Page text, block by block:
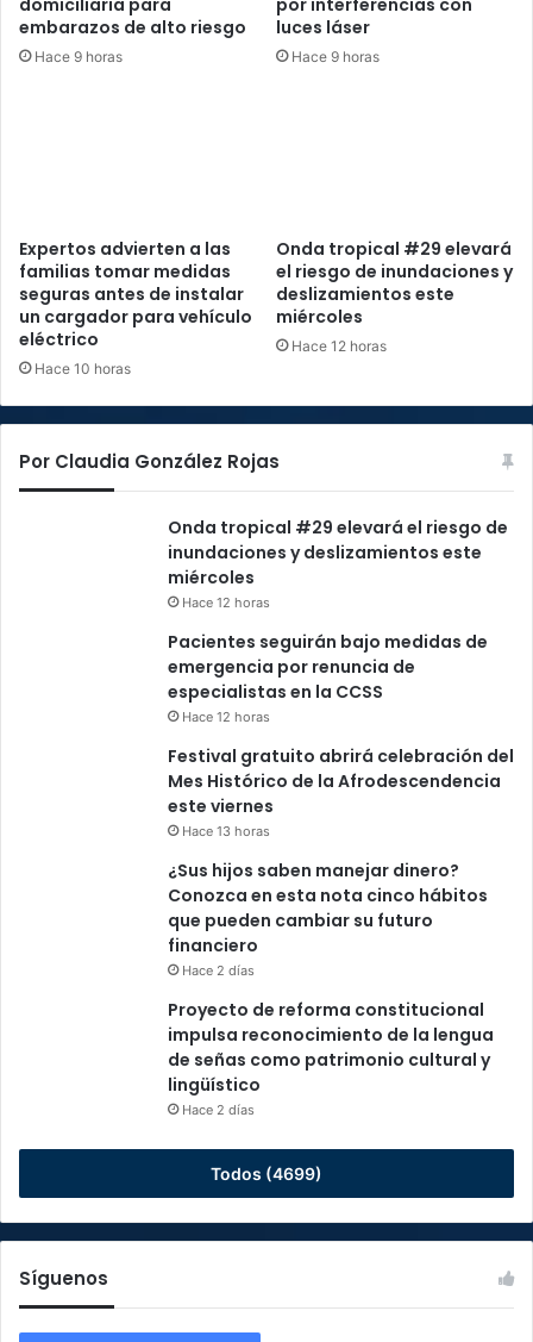
embarazos de alto riesgo
Hace 9 horas
luces láser
Hace 9 horas
Expertos advierten a las
familias tomar medidas
seguras antes de instalar
un cargador para vehículo
eléctrico
Hace 10 horas
Onda tropical #29 elevará
el riesgo de inundaciones y
deslizamientos este
miércoles
Hace 12 horas
Por Claudia González Rojas
Onda tropical #29 elevará el riesgo de
inundaciones y deslizamientos este
miércoles
Hace 12 horas
Pacientes seguirán bajo medidas de
emergencia por renuncia de
especialistas en la CCSS
Hace 12 horas
Festival gratuito abrirá celebración del
Mes Histórico de la Afrodescendencia
este viernes
Hace 13 horas
¿Sus hijos saben manejar dinero?
Conozca en esta nota cinco hábitos
que pueden cambiar su futuro
financiero
Hace 2 días
Proyecto de reforma constitucional
impulsa reconocimiento de la lengua
de señas como patrimonio cultural y
lingüístico
Hace 2 días
Todos (4699)
Síguenos